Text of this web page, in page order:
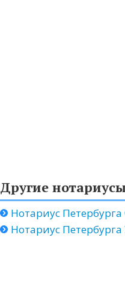
Другие
Нотариус
Нотариус